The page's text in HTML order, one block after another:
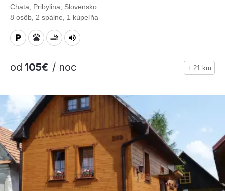
Chata, Pribylina, Slovensko
8 osôb, 2 spálne, 1 kúpeľňa
od 105€ / noc + 21 km